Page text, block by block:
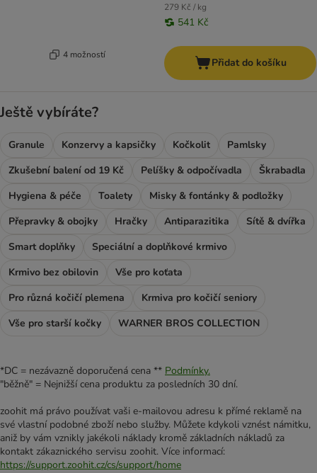
4 možností
279 Kč / kg
541 Kč
Přidat do košíku
Ještě vybíráte?
Granule Konzervy a kapsičky Kočkolit
Pamlsky
Zkušební balení od 19 Kč
Pelíšky & odpočívadla
Škrabadla
Hygiena & péče
Toalety
Misky & fontánky & podložky
Přepravky & obojky
Hračky Antiparazitika
Sítě & dvířka
Smart doplňky
Speciální a doplňkové krmivo
Krmivo bez obilovin
Vše pro koťata
Pro různá kočičí plemena
Krmiva pro kočičí seniory
Vše pro starší kočky
WARNER BROS COLLECTION
*DC = nezávazně doporučená cena ** Podmínky.
"běžně" = Nejnižší cena produktu za posledních 30 dní.
zoohit má právo používat vaši e-mailovou adresu k přímé reklamě na
své vlastní podobné zboží nebo služby. Můžete kdykoli vznést námitku,
aniž by vám vznikly jakékoli náklady kromě základních nákladů za
kontakt zákaznického servisu zoohit. Více informací:
https://support.zoohit.cz/cs/support/home